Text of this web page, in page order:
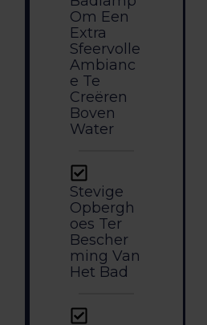
Om Een
Extra
Sfeervolle
Ambianc
E Te
Creëren
Boven
Water
Stevige
Opbergh
Oes Ter
Bescher
Ming Van
Het Bad